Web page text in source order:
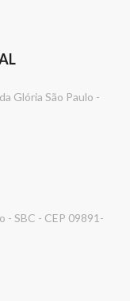
Glória São Paulo -
- SBC - CEP 09891-